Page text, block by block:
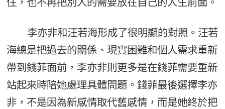
李亦非和汪若海形成了很明顯的對照。汪若
海總是把過去的關係、現實困難和個人需求重新
帶到錢菲面前，李亦非則更多是在錢菲需要重新
站起來時陪她處理具體問題。錢菲最後選擇李亦
非，不是因為新感情取代舊感情，而是她終於把